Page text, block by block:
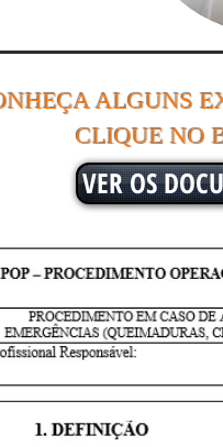
ALGUNS
CLIQUE NO
VER OS